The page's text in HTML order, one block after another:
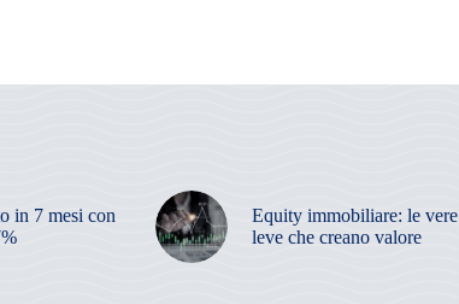
in 7 mesi con
Equity immobiliare: le vere
leve che creano valore